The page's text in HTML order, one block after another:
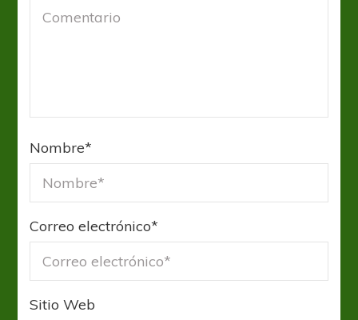
Nombre*
Correo electrónico*
Sitio Web